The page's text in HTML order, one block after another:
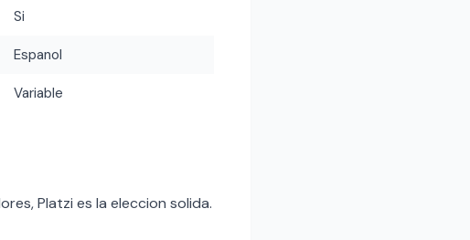
Si
Espanol
Variable
Platzi es la eleccion solida.